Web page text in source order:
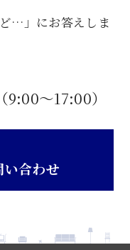
…」にお答えしま
（9:00〜17:00）
い合わせ